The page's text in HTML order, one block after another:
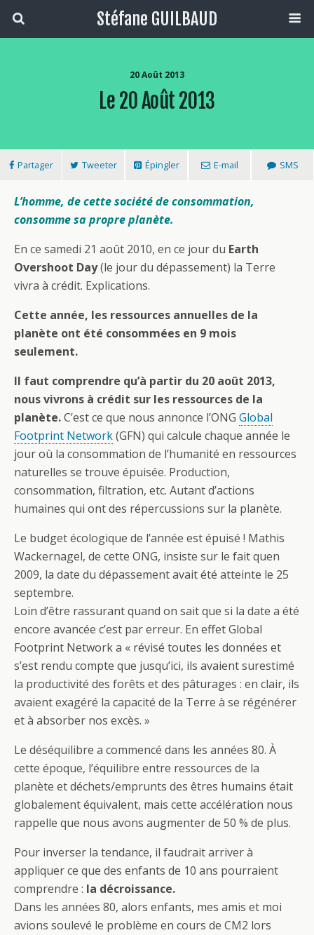
Stéfane GUILBAUD
20 Août 2013
Le 20 Août 2013
Partager Tweeter Épingler E-mail SMS
L’homme, de cette société de consommation,
consomme sa propre planète.
En ce samedi 21 août 2010, en ce jour du Earth
Overshoot Day(le jour du dépassement) la Terre
vivra à crédit. Explications.
Cette année, les ressources annuelles de la
planète ont été consommées en 9 mois
seulement.
Il faut comprendre qu’à partir du 20 août 2013,
nous vivrons à crédit sur les ressources de la
planète.C’est ce que nous annonce l’ONG Global
Footprint Network(GFN) qui calcule chaque année le
jour où la consommation de l’humanité en ressources
naturelles se trouve épuisée. Production,
consommation, filtration, etc. Autant d’actions
humaines qui ont des répercussions sur la planète.
Le budget écologique de l’année est épuisé ! Mathis
Wackernagel, de cette ONG, insiste sur le fait quen
2009, la date du dépassement avait été atteinte le 25
septembre.
Loin d’être rassurant quand on sait que si la date a été
encore avancée c’est par erreur. En effet Global
Footprint Network a « révisé toutes les données et
s’est rendu compte que jusqu’ici, ils avaient surestimé
la productivité des forêts et des pâturages : en clair, ils
avaient exagéré la capacité de la Terre à se régénérer
et à absorber nos excès. »
Le déséquilibre a commencé dans les années 80. À
cette époque, l’équilibre entre ressources de la
planète et déchets/emprunts des êtres humains était
globalement équivalent, mais cette accélération nous
rappelle que nous avons augmenter de 50 % de plus.
Pour inverser la tendance, il faudrait arriver à
appliquer ce que des enfants de 10 ans pourraient
comprendre : la décroissance.
Dans les années 80, alors enfants, mes amis et moi
avions soulevé le problème en cours de CM2 lors